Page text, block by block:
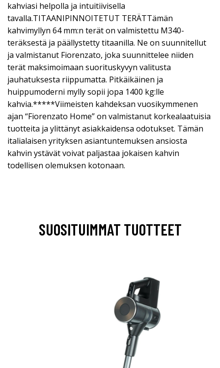
kahviasi helpolla ja intuitiivisella
tavalla.TITAANIPINNOITETUT TERÄTTämän
kahvimyllyn 64 mm:n terät on valmistettu M340-
teräksestä ja päällystetty titaanilla. Ne on suunnitellut
ja valmistanut Fiorenzato, joka suunnittelee niiden
terät maksimoimaan suorituskyvyn valitusta
jauhatuksesta riippumatta. Pitkäikäinen ja
huippumoderni mylly sopii jopa 1400 kg:lle
kahvia.*****Viimeisten kahdeksan vuosikymmenen
ajan “Fiorenzato Home” on valmistanut korkealaatuisia
tuotteita ja ylittänyt asiakkaidensa odotukset. Tämän
italialaisen yrityksen asiantuntemuksen ansiosta
kahvin ystävät voivat paljastaa jokaisen kahvin
todellisen olemuksen kotonaan.
SUOSITUIMMAT TUOTTEET